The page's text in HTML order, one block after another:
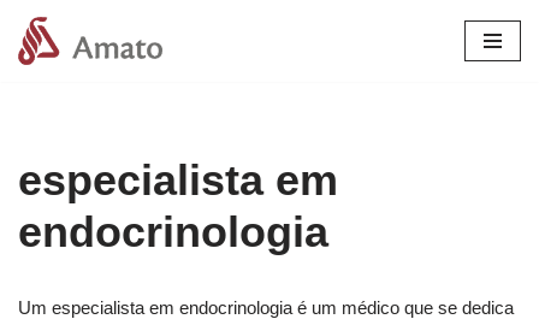
Pular
especialista em
endocrinologia
Um especialista em endocrinologia é um médico que se dedica